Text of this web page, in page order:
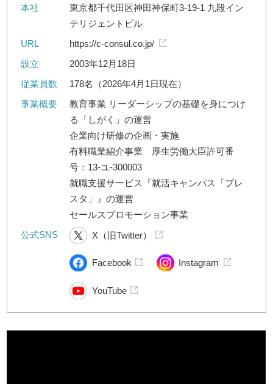
本社
東京都千代田区神田神保町3-19-1 九段イン
テリジェントビル
URL
https://c-consul.co.jp/
設立
2003年12月18日
従業員数
178名（2026年4月1日現在）
事業概要
教育事業 リーダーシップの基礎を身につけ
る「しがく」の運営
企業向け研修の企画・実施
有料職業紹介事業 厚生労働大臣許可番
号：13-ユ-300003
就職支援サービス『就活キャンパス「プレ
スタ」』の運営
セールスプロモーション事業
公式SNS
X（旧Twitter）
Facebook Instagram
YouTube